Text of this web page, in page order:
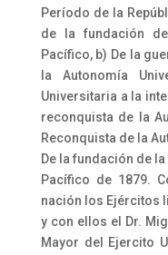
Período de la
de la fundación
Pacífico, b) De la
la Autonomía
Universitaria a la
reconquista de la
Reconquista de la
De la fundación de
Pacífico de 1879.
nación los Ejércitos
y con ellos el Dr.
Mayor del Ejercito